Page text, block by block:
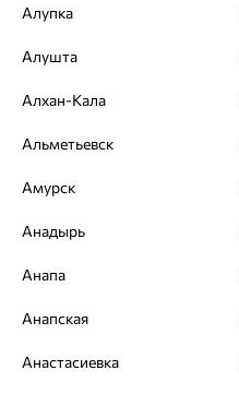
Вставка:
Вид покрытия:
Цвет вставки:
Наименование цвета вставки:
ПРОИСХОЖДЕНИЕ
ЦВЕТ
Алупка
Алушта
Алхан-Кала
Альметьевск
Амурск
Анадырь
Анапа
Анапская
Анастасиевка